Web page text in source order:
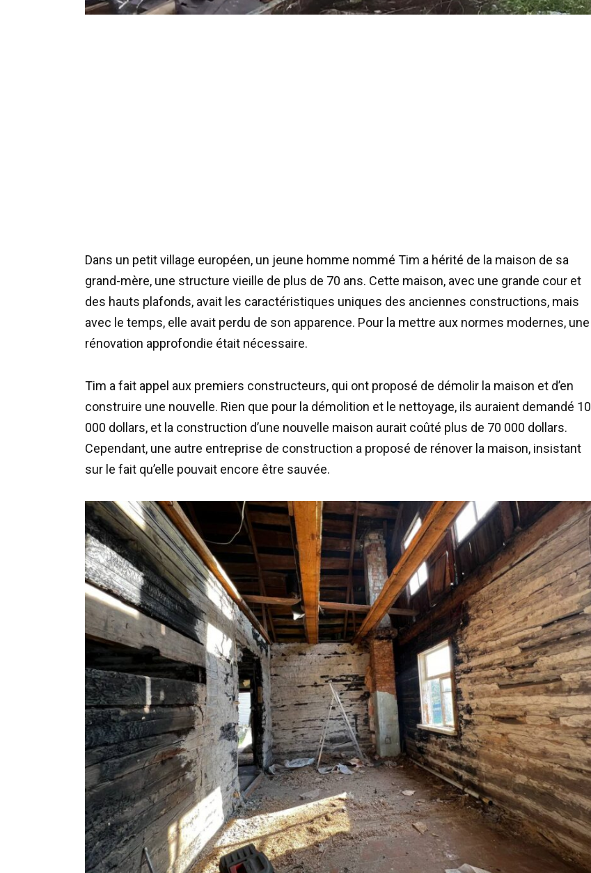
Dans un petit village européen, un jeune homme nommé Tim a hérité de la maison de sa
grand-mère, une structure vieille de plus de 70 ans. Cette maison, avec une grande cour et
des hauts plafonds, avait les caractéristiques uniques des anciennes constructions, mais
avec le temps, elle avait perdu de son apparence. Pour la mettre aux normes modernes, une
rénovation approfondie était nécessaire.
Tim a fait appel aux premiers constructeurs, qui ont proposé de démolir la maison et d’en
construire une nouvelle. Rien que pour la démolition et le nettoyage, ils auraient demandé 10
000 dollars, et la construction d’une nouvelle maison aurait coûté plus de 70 000 dollars.
Cependant, une autre entreprise de construction a proposé de rénover la maison, insistant
sur le fait qu’elle pouvait encore être sauvée.